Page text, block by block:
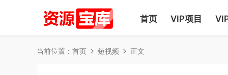
首页 VIP项目
当前位置： 首页 短视频 正文